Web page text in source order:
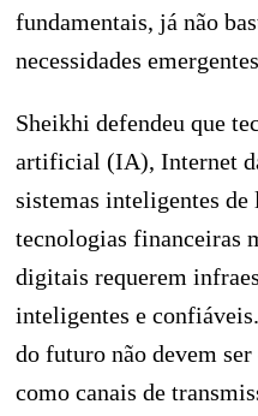
fundamentais, já não
necessidades
Sheikhi defendeu que
artificial (IA), Internet
sistemas inteligentes
tecnologias financeiras
digitais requerem
inteligentes e
do futuro não devem ser
como canais de